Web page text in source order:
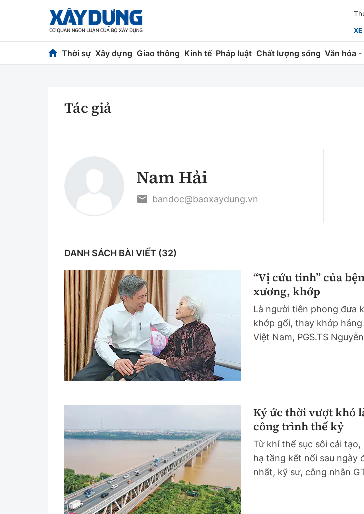
XE
Thời sự Xây dựng Giao thông Kinh tế Pháp luật Chất lượng sống Văn hóa -
Chính trị
Cải chính Giám định chất lượng
Quản lý đô thị
Đường sắt đô thị
Nhà thầu
Mời thầu - Đấu thầu
Thanh tra
An ninh hình sự
Điều tra
Pháp đình
Hỏi - Đáp
Giao thông 24h
ATGT địa phương
Văn hóa giao thông
Lái xe an toàn
Chung tay vì ATGT
Gương sáng giao thông
xem thêm
Chất lượng sống
Giáo dục
Đời sống
Lao động - Công đoàn
Văn hóa
Showbiz
Điện ảnh
Âm nhạc
Thể thao
Bóng đá
Bình luận
Tác giả
Nam Hải
bandoc@baoxaydung.vn
DANH SÁCH BÀI VIẾT (32)
“Vị cứu tinh” của
xương, khớp
Là người tiên phong đưa
khớp gối, thay khớp
Việt Nam, PGS.TS
Ký ức thời vượt khó
công trình thế kỷ
Từ khí thế sục sôi cải
hạ tầng kết nối sau ngày
nhất, kỹ sư, công nhân